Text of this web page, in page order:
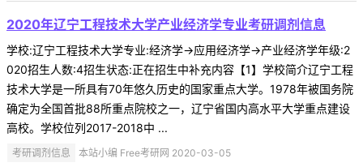
2020年辽宁工程技术大学产业经济学专业考研调剂信息
学校:辽宁工程技术大学专业:经济学->应用经济学->产业经济学年级:2
020招生人数:4招生状态:正在招生中补充内容【1】学校简介辽宁工程
技术大学是一所具有70年悠久历史的国家重点大学。1978年被国务院
确定为全国首批88所重点院校之一，辽宁省国内高水平大学重点建设
高校。学校位列2017-2018中 ...
考研调剂信息 本站小编 Free考研网 2020-03-05